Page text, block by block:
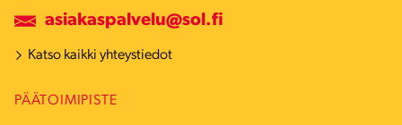
asiakaspalvelu@sol.fi
Katso kaikki yhteystiedot
PÄÄTOIMIPISTE